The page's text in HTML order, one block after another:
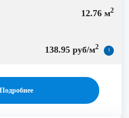
12.76 м2
138.95 руб/м2 !
Подробнее